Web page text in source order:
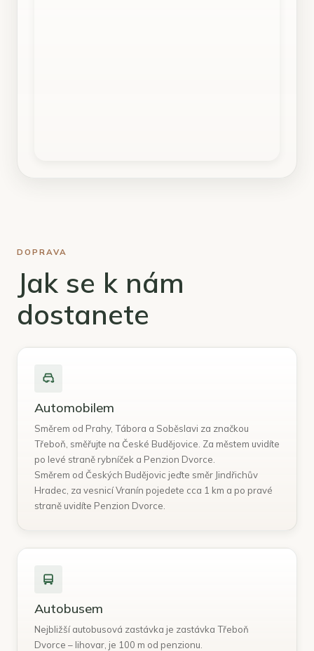
DOPRAVA
Jak se k nám
dostanete
Automobilem
Směrem od Prahy, Tábora a Soběslavi za značkou
Třeboň, směřujte na České Budějovice. Za městem uvidíte
po levé straně rybníček a Penzion Dvorce.
Směrem od Českých Budějovic jeďte směr Jindřichův
Hradec, za vesnicí Vranín pojedete cca 1 km a po pravé
straně uvidíte Penzion Dvorce.
Autobusem
Nejbližší autobusová zastávka je zastávka Třeboň
Dvorce – lihovar, je 100 m od penzionu.